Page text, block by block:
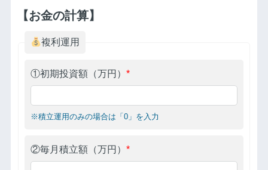
【お金の計算】
複利運用
①初期投資額（万円） *
※積立運用のみの場合は「0」を入力
②毎月積立額（万円） *